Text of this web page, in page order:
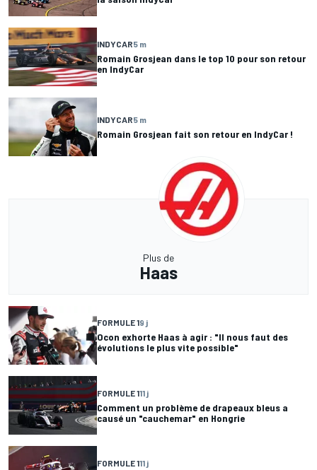
INDYCAR5 m
Romain Grosjean dans le top 10 pour son retour
en IndyCar
INDYCAR5 m
Romain Grosjean fait son retour en IndyCar !
Plus de
Haas
FORMULE 19 j
Ocon exhorte Haas à agir : "Il nous faut des
évolutions le plus vite possible"
FORMULE 111 j
Comment un problème de drapeaux bleus a
causé un "cauchemar" en Hongrie
FORMULE 111 j